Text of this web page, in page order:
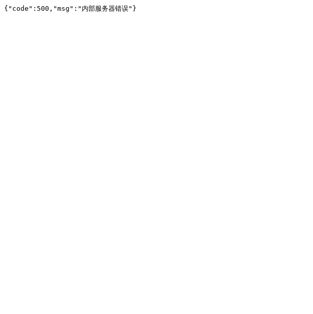
{"code":500,"msg":"内部服务器错误"}